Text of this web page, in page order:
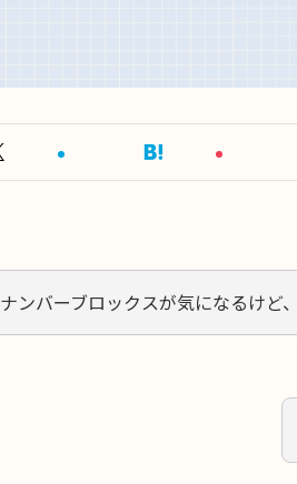
ナンバーブロックスが気になるけど